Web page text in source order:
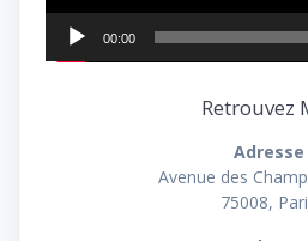
00:00
Retrouvez
Adresse
Avenue des
75008,